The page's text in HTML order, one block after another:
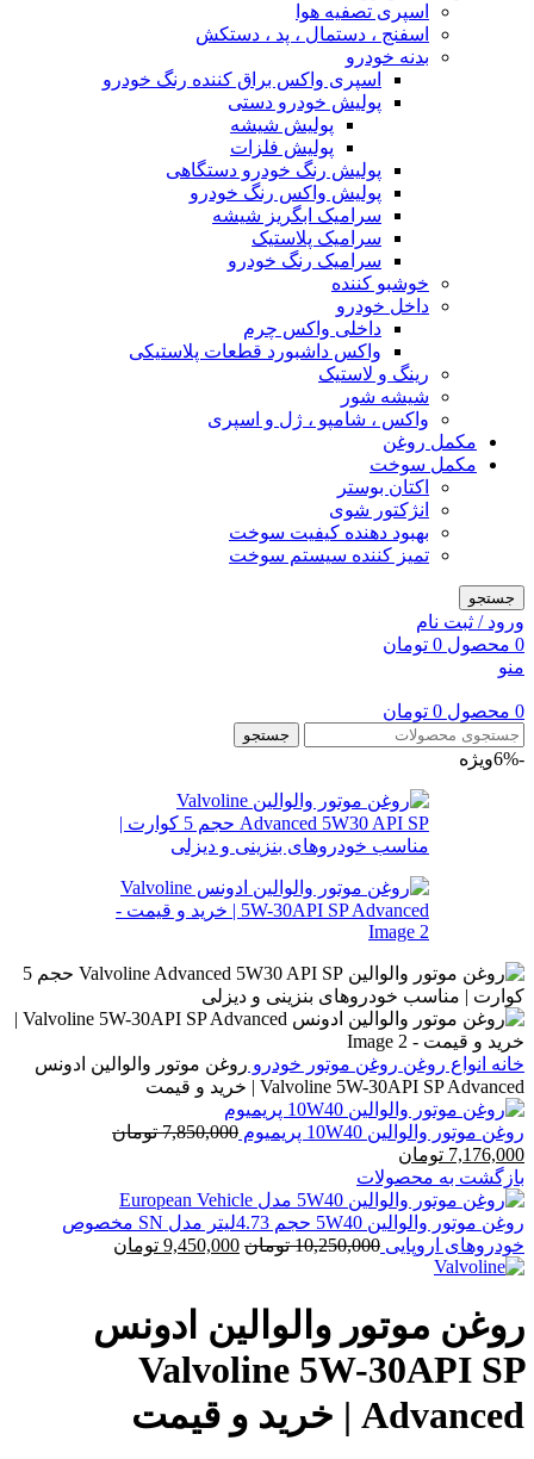
اسپری تصفیه هوا
اسفنج ، دستمال ، پد ، دستکش
بدنه خودرو
اسپری واکس براق کننده رنگ خودرو
پولیش خودرو دستی
پولیش شیشه
پولیش فلزات
پولیش رنگ خودرو دستگاهی
پولیش واکس رنگ خودرو
سرامیک ابگریز شیشه
سرامیک پلاستیک
سرامیک رنگ خودرو
خوشبو کننده
داخل خودرو
داخلی واکس چرم
واکس داشبورد قطعات پلاستیکی
رینگ و لاستیک
شیشه شور
واکس ، شامپو ، ژل و اسپری
مکمل روغن
مکمل سوخت
اکتان بوستر
انژکتور شوی
بهبود دهنده کیفیت سوخت
تمیز کننده سیستم سوخت
جستجو
ورود / ثبت نام
0 محصول 0 تومان
منو
0 محصول 0 تومان
جستجو
-6% ویژه
خانه انواع روغن روغن موتور خودرو روغن موتور والوالین ادونس
Valvoline 5W-30API SP Advanced | خرید و قیمت
روغن موتور والوالین 10W40 پریمیوم 7,850,000 تومان
قیمت
اصلی:
7,850,000 تومان
بود.
7,176,000 تومان
فعلی:
7,176,000 تومان.
بازگشت به محصولات
روغن موتور والوالین 5W40 حجم 4.73لیتر مدل SN مخصوص
خودروهای اروپایی 10,250,000 تومان قیمت
9,450,000 تومان
روغن موتور والوالین ادونس
Valvoline 5W-30API SP
Advanced | خرید و قیمت